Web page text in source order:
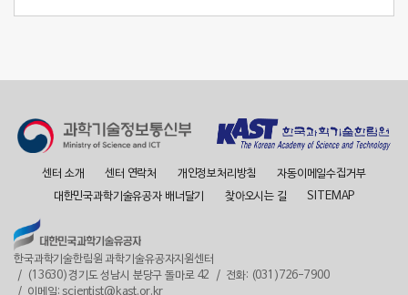
센터 소개 센터 연락처 개인정보처리방침
자동이메일수집거부
대한민국과학기술유공자 배너달기
찾아오시는 길 SITEMAP
한국과학기술한림원 과학기술유공자지원센터
(13630)경기도 성남시 분당구 돌마로 42
전화: (031)726-7900
이메일: scientist@kast.or.kr